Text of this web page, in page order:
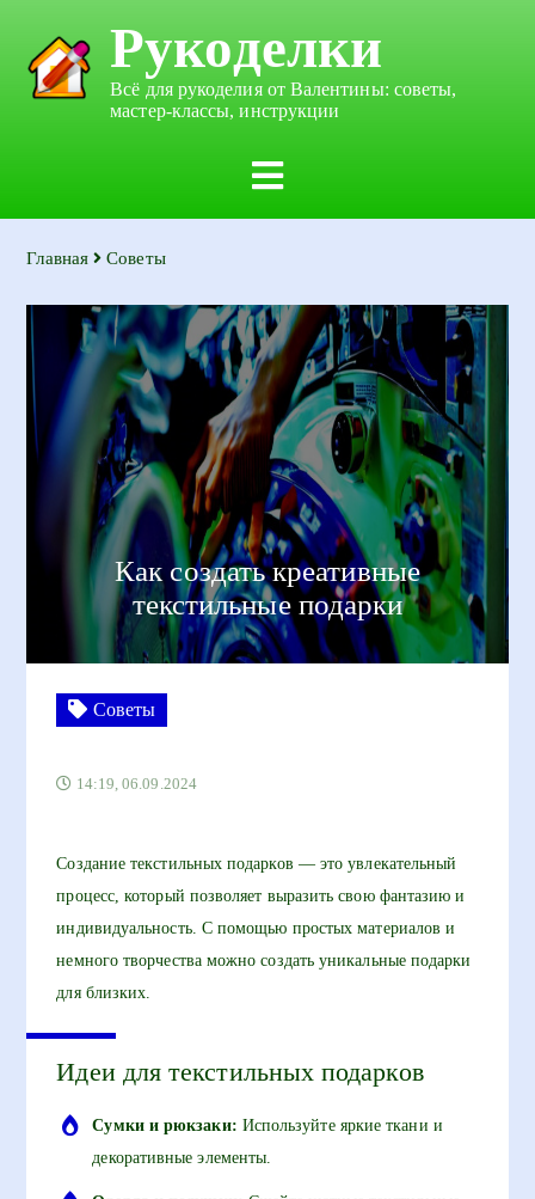
Рукоделки
Всё для рукоделия от Валентины: советы,
мастер-классы, инструкции
Главная Советы
Как создать креативные
текстильные подарки
Советы
14:19, 06.09.2024
Создание текстильных подарков — это увлекательный
процесс, который позволяет выразить свою фантазию и
индивидуальность. С помощью простых материалов и
немного творчества можно создать уникальные подарки
для близких.
Идеи для текстильных подарков
Сумки и рюкзаки: Используйте яркие ткани и
декоративные элементы.